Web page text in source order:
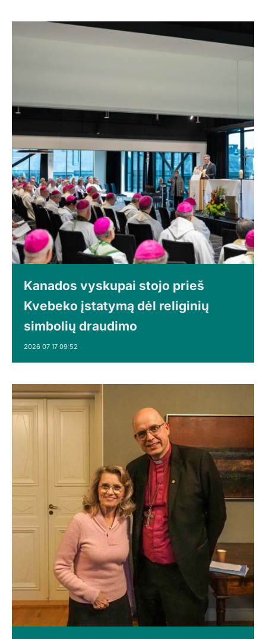
Kanados vyskupai stojo prieš
Kvebeko įstatymą dėl religinių
simbolių draudimo
2026 07 17 09:52